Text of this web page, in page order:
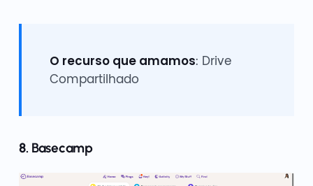
O recurso que amamos: Drive
Compartilhado
8. Basecamp